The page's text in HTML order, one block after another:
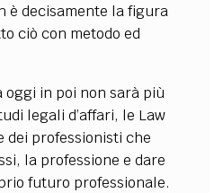
è decisamente la figura
ciò con metodo ed
in poi non sarà più
legali d’affari, le Law
dei professionisti che
la professione e dare
futuro professionale.